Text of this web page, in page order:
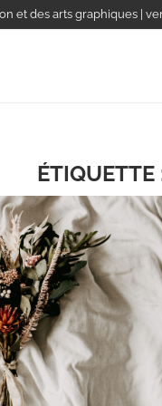
et des arts graphiques |
ÉTIQUETTE